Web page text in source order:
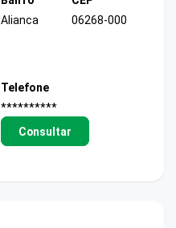
Alianca
06268-000
Telefone
**********
Consultar